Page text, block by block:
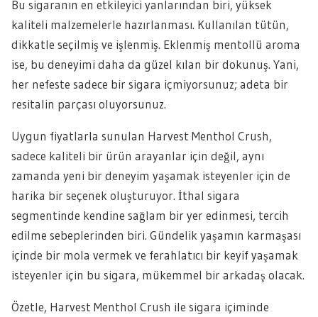
Bu sigaranın en etkileyici yanlarından biri, yüksek
kaliteli malzemelerle hazırlanması. Kullanılan tütün,
dikkatle seçilmiş ve işlenmiş. Eklenmiş mentollü aroma
ise, bu deneyimi daha da güzel kılan bir dokunuş. Yani,
her nefeste sadece bir sigara içmiyorsunuz; adeta bir
resitalin parçası oluyorsunuz.
Uygun fiyatlarla sunulan Harvest Menthol Crush,
sadece kaliteli bir ürün arayanlar için değil, aynı
zamanda yeni bir deneyim yaşamak isteyenler için de
harika bir seçenek oluşturuyor. İthal sigara
segmentinde kendine sağlam bir yer edinmesi, tercih
edilme sebeplerinden biri. Gündelik yaşamın karmaşası
içinde bir mola vermek ve ferahlatıcı bir keyif yaşamak
isteyenler için bu sigara, mükemmel bir arkadaş olacak.
Özetle, Harvest Menthol Crush ile sigara içiminde